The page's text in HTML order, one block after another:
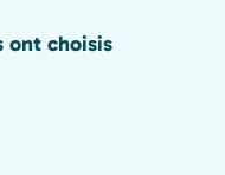
ont choisis